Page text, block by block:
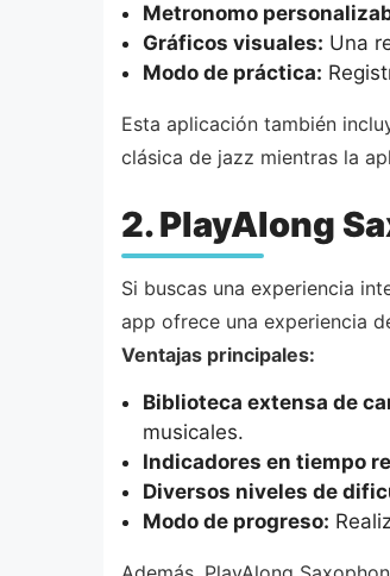
Metronomo
Gráficos visuales: Una
Modo de práctica:
Esta aplicación también
clásica de jazz mientras la
2. PlayAlong
Si buscas una experiencia
app ofrece una experiencia
Ventajas principales:
Biblioteca extensa de
musicales.
Indicadores en tiempo
Diversos niveles de
Modo de progreso: